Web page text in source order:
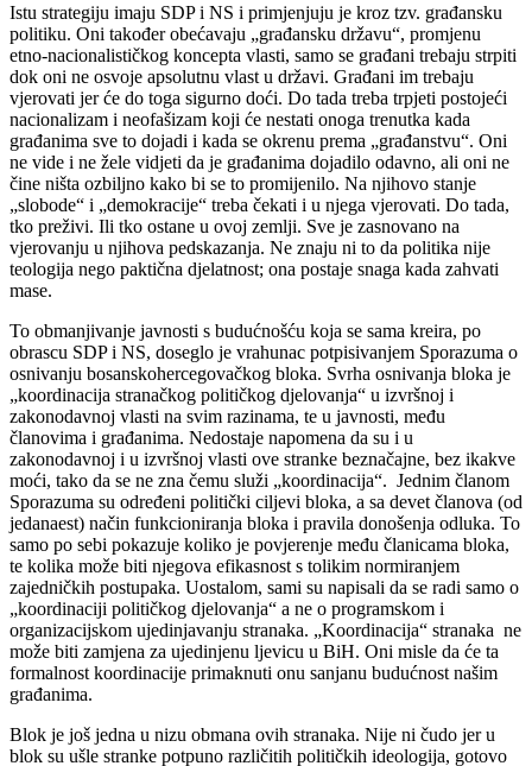
Istu strategiju imaju SDP i NS i primjenjuju je kroz tzv. građansku
politiku. Oni također obećavaju „građansku državu“, promjenu
etno-nacionalističkog koncepta vlasti, samo se građani trebaju strpiti
dok oni ne osvoje apsolutnu vlast u državi. Građani im trebaju
vjerovati jer će do toga sigurno doći. Do tada treba trpjeti postojeći
nacionalizam i neofašizam koji će nestati onoga trenutka kada
građanima sve to dojadi i kada se okrenu prema „građanstvu“. Oni
ne vide i ne žele vidjeti da je građanima dojadilo odavno, ali oni ne
čine ništa ozbiljno kako bi se to promijenilo. Na njihovo stanje
„slobode“ i „demokracije“ treba čekati i u njega vjerovati. Do tada,
tko preživi. Ili tko ostane u ovoj zemlji. Sve je zasnovano na
vjerovanju u njihova pedskazanja. Ne znaju ni to da politika nije
teologija nego paktična djelatnost; ona postaje snaga kada zahvati
mase.
To obmanjivanje javnosti s budućnošću koja se sama kreira, po
obrascu SDP i NS, doseglo je vrahunac potpisivanjem Sporazuma o
osnivanju bosanskohercegovačkog bloka. Svrha osnivanja bloka je
„koordinacija stranačkog političkog djelovanja“ u izvršnoj i
zakonodavnoj vlasti na svim razinama, te u javnosti, među
članovima i građanima. Nedostaje napomena da su i u
zakonodavnoj i u izvršnoj vlasti ove stranke beznačajne, bez ikakve
moći, tako da se ne zna čemu služi „koordinacija“. Jednim članom
Sporazuma su određeni politički ciljevi bloka, a sa devet članova (od
jedanaest) način funkcioniranja bloka i pravila donošenja odluka. To
samo po sebi pokazuje koliko je povjerenje među članicama bloka,
te kolika može biti njegova efikasnost s tolikim normiranjem
zajedničkih postupaka. Uostalom, sami su napisali da se radi samo o
„koordinaciji političkog djelovanja“ a ne o programskom i
organizacijskom ujedinjavanju stranaka. „Koordinacija“ stranaka ne
može biti zamjena za ujedinjenu ljevicu u BiH. Oni misle da će ta
formalnost koordinacije primaknuti onu sanjanu budućnost našim
građanima.
Blok je još jedna u nizu obmana ovih stranaka. Nije ni čudo jer u
blok su ušle stranke potpuno različitih političkih ideologija, gotovo